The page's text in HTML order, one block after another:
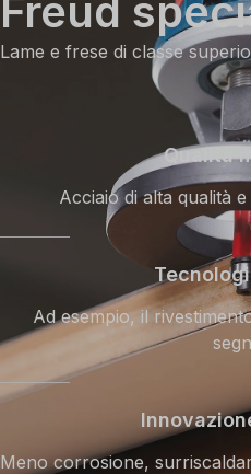
Freud
Lame e frese di classe
Qualità
Acciaio di alta qualità
Ad esempio, il
Meno corrosione,